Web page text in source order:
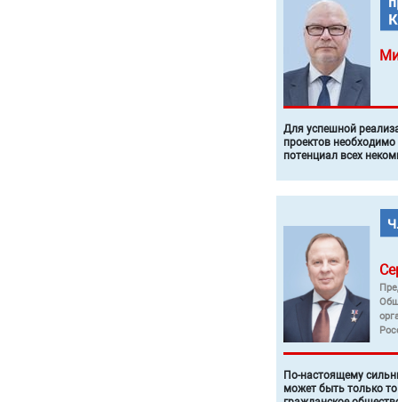
Для успешной
проектов
потенциал всех
По-настоящему
может быть только